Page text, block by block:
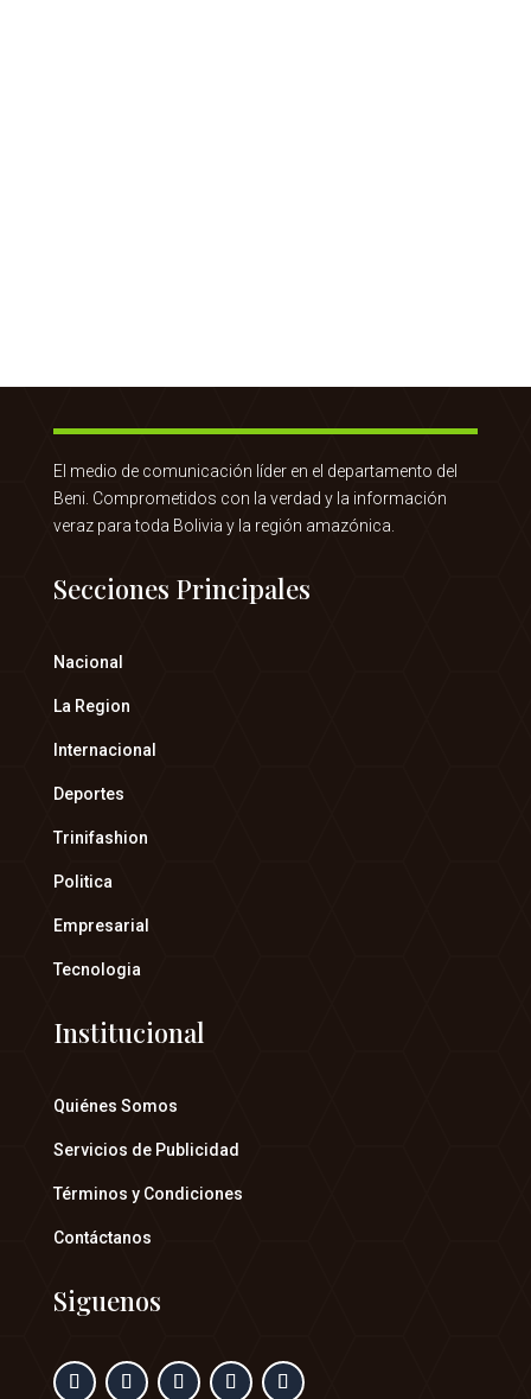
El medio de comunicación líder en el departamento del
Beni. Comprometidos con la verdad y la información
veraz para toda Bolivia y la región amazónica.
Secciones Principales
Nacional
La Region
Internacional
Deportes
Trinifashion
Politica
Empresarial
Tecnologia
Institucional
Quiénes Somos
Servicios de Publicidad
Términos y Condiciones
Contáctanos
Siguenos